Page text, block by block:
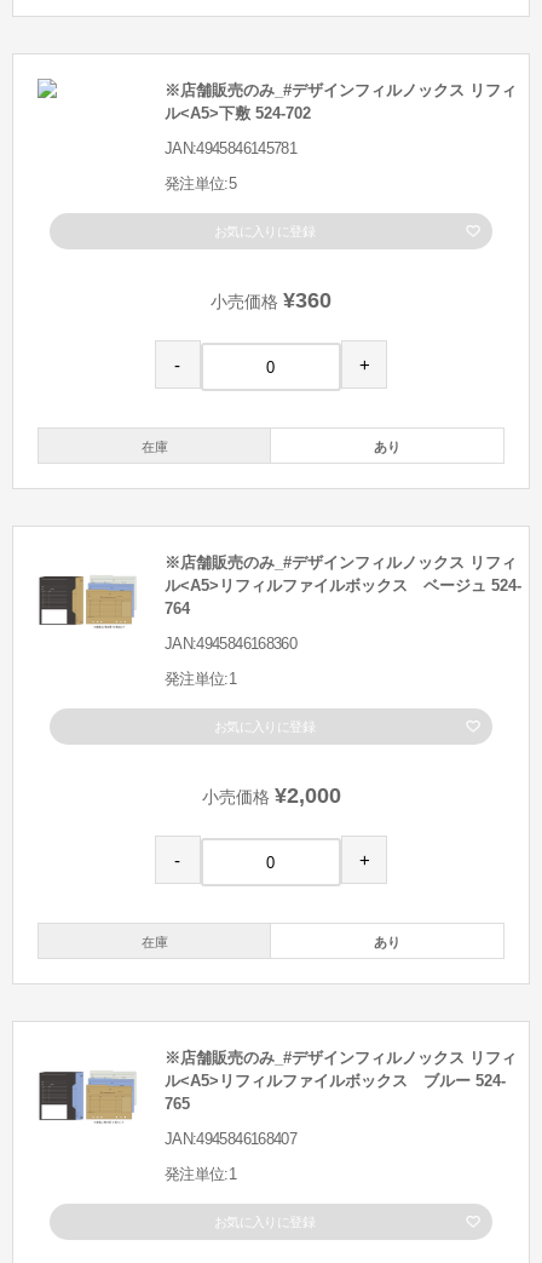
※店舗販売のみ_#デザインフィルノックス リフィ
ル<A5>下敷 524-702
JAN:4945846145781
発注単位:5
お気に入りに登録
小売価格 ¥360
- +
在庫 あり
※店舗販売のみ_#デザインフィルノックス リフィ
ル<A5>リフィルファイルボックス ベージュ 524-
764
JAN:4945846168360
発注単位:1
お気に入りに登録
小売価格 ¥2,000
- +
在庫 あり
※店舗販売のみ_#デザインフィルノックス リフィ
ル<A5>リフィルファイルボックス ブルー 524-
765
JAN:4945846168407
発注単位:1
お気に入りに登録